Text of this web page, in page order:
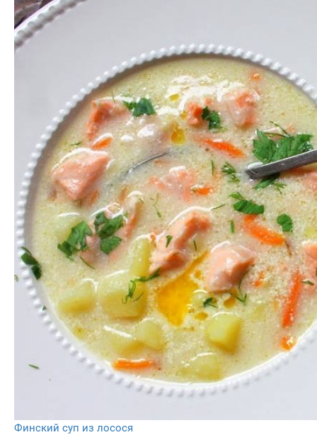
Финский суп из лосося